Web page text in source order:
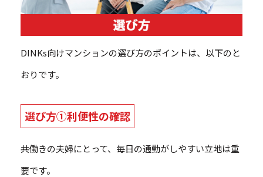
DINKs向けマンションの選び方のポイントは、以下のと
おりです。
選び方①利便性の確認
共働きの夫婦にとって、毎日の通勤がしやすい立地は重
要です。